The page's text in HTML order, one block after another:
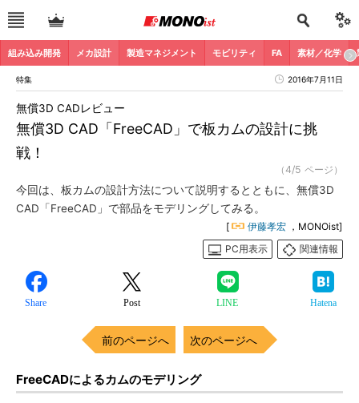
組み込み開発 メカ設計 製造マネジメント モビリティ FA 素材／化学
特集 2016年7月11日
無償3D CAD「FreeCAD」で板カムの設計に挑
戦！
無償3D CADレビュー
（4/5 ページ）
今回は、板カムの設計方法について説明するとともに、無償3D
CAD「FreeCAD」で部品をモデリングしてみる。
[ 伊藤孝宏 ，MONOist]
PC用表示
関連情報
Share Post LINE Hatena
前のページへ 次のページへ
FreeCADによるカムのモデリング